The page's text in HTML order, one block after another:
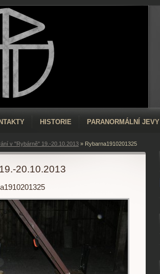
HISTORIE PARANORMÁLNÍ JEVY
v "Rybárně" 19.-20.10.2013 » Rybarna1910201325
20.10.2013